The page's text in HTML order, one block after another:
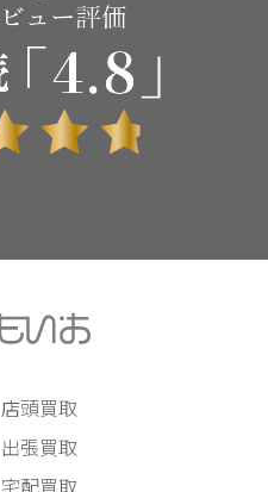
店頭買取
出張買取